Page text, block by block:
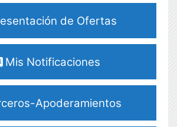
de Ofertas
Mis Notificaciones
Apoderamientos